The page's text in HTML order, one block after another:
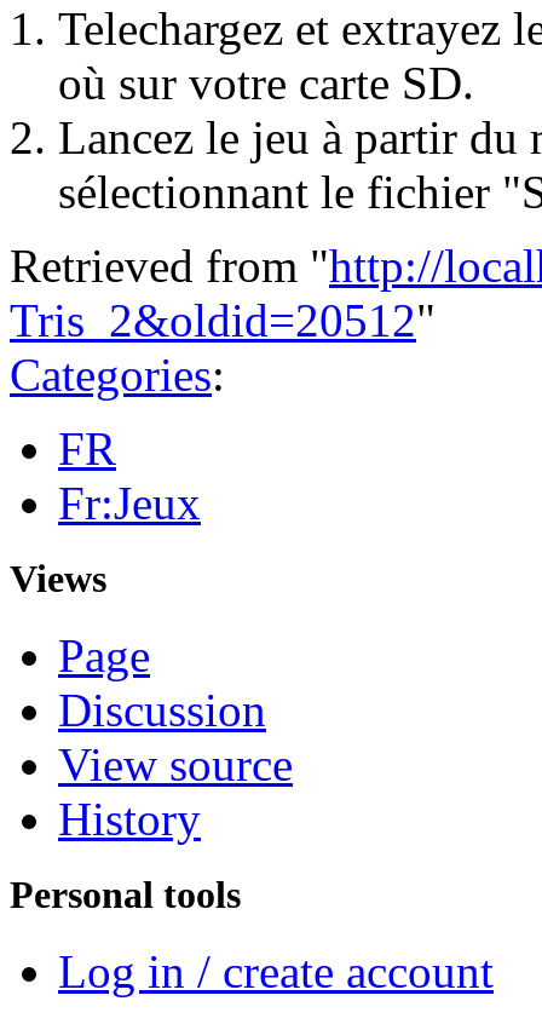
Telechargez et extrayez
où sur votre carte SD.
Lancez le jeu à partir du
sélectionnant le fichier
Retrieved from "http://
Tris_2&oldid=20512"
Categories:
FR
Fr:Jeux
Views
Page
Discussion
View source
History
Personal tools
Log in / create account